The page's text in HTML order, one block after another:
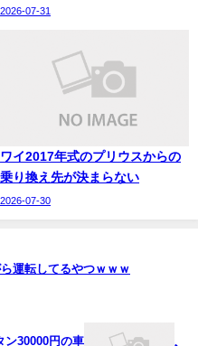
2026-07-31
ワイ2017年式のプリウスからの
乗り換え先が決まらない
2026-07-30
運転してるやつｗｗｗ
ン30000円の車